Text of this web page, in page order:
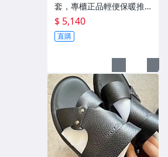
套，專櫃正品輕便保暖推
薦適合收藏 秋冬羽絨 外套
保暖
$ 5,140
直購